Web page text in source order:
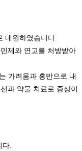
내원하였습니다.
제와 연고를 처방받아
가려움과 홍반으로 내
과 약물 치료로 증상이
다.